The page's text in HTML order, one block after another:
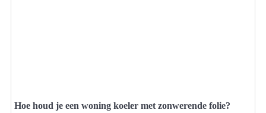
Hoe houd je een woning koeler met zonwerende folie?